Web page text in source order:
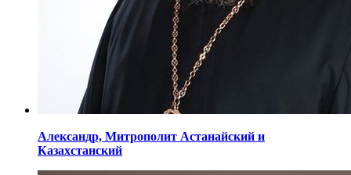
Александр, Митрополит Астанайский и
Казахстанский